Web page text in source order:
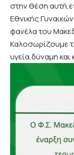
στην θέση
Εθνικής
φανέλα του
Καλοσωρίζουμε
υγεία,δύναμη και